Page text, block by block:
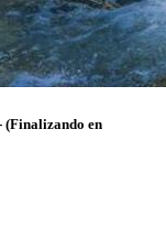
(Finalizando en